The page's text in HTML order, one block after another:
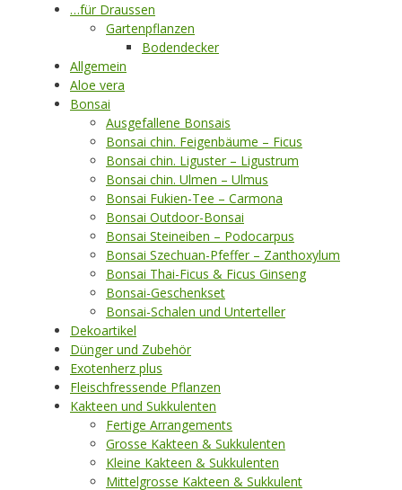
…für Draussen
Gartenpflanzen
Bodendecker
Allgemein
Aloe vera
Bonsai
Ausgefallene Bonsais
Bonsai chin. Feigenbäume – Ficus
Bonsai chin. Liguster – Ligustrum
Bonsai chin. Ulmen – Ulmus
Bonsai Fukien-Tee – Carmona
Bonsai Outdoor-Bonsai
Bonsai Steineiben – Podocarpus
Bonsai Szechuan-Pfeffer – Zanthoxylum
Bonsai Thai-Ficus & Ficus Ginseng
Bonsai-Geschenkset
Bonsai-Schalen und Unterteller
Dekoartikel
Dünger und Zubehör
Exotenherz plus
Fleischfressende Pflanzen
Kakteen und Sukkulenten
Fertige Arrangements
Grosse Kakteen & Sukkulenten
Kleine Kakteen & Sukkulenten
Mittelgrosse Kakteen & Sukkulent